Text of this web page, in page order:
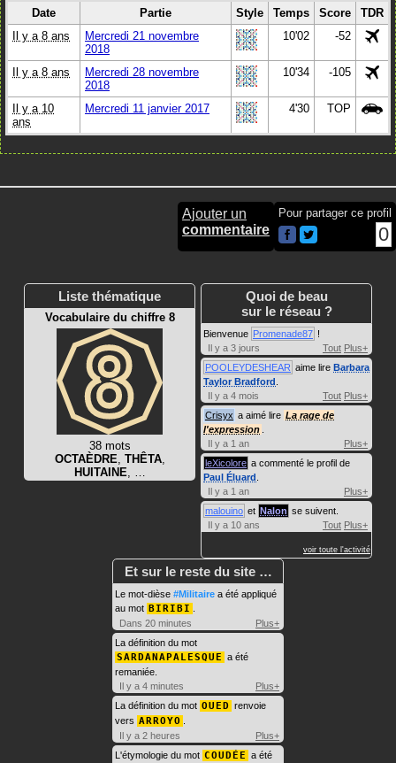
Date Partie Style Temps Score
TDR
Il y a 8 ans
Mercredi 21 novembre
2018
10'02 -52
Il y a 8 ans
Mercredi 28 novembre
2018
10'34 -105
Il y a 10
ans
Mercredi 11 janvier 2017 4'30 TOP
Ajouter un
commentaire
Pour partager ce profil
0
Liste thématique
Vocabulaire du chiffre 8
38 mots
OCTAÈDRE THÊTA,
HUITAINE
Quoi de beau
sur le réseau ?
Bienvenue Promenade87 !
Il y a 3 jours
Tout Plus+
POOLEYDESHEAR aime lire Barbara
Taylor Bradford
Il y a 4 mois
Tout Plus+
Crisyx a aimé lire La rage de
l'expression
Il y a 1 an
Plus+
leXicolore a commenté le profil de
Paul Éluard
Il y a 1 an
Plus+
malouino et Nalon se suivent.
Il y a 10 ans
Tout Plus+
voir toute l'activité
Et sur le reste du site …
Le mot-dièse #Militaire a été appliqué
au mot BIRIBI
Dans 20 minutes
Plus+
La définition du mot
SARDANAPALESQUE a été
remaniée.
Il y a 4 minutes
Plus+
La définition du mot OUED renvoie
vers ARROYO
Il y a 2 heures
Plus+
L'étymologie du mot COUDÉE a été